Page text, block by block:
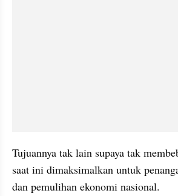
Tujuannya tak lain supaya tak
saat ini dimaksimalkan untuk
dan pemulihan ekonomi nasional.